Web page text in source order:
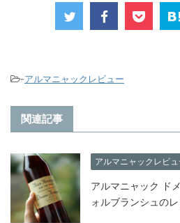
-アルマニャックレビュー
関連記事
アルマニャックレビュ
アルマニャック ド
ォルブランシュの